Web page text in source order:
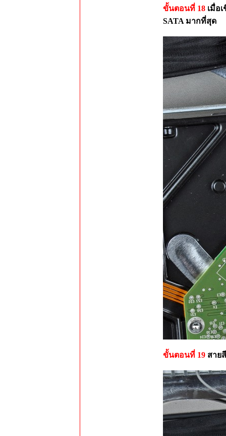
ขั้นตอนที่ 18 เมื่อ
SATA มากที่สุด
ขั้นตอนที่ 19 สาย